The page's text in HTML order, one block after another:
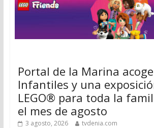
Portal de la Marina
Infantiles y una
LEGO® para toda la
el mes de agosto
3 agosto, 2026 tvdenia.com